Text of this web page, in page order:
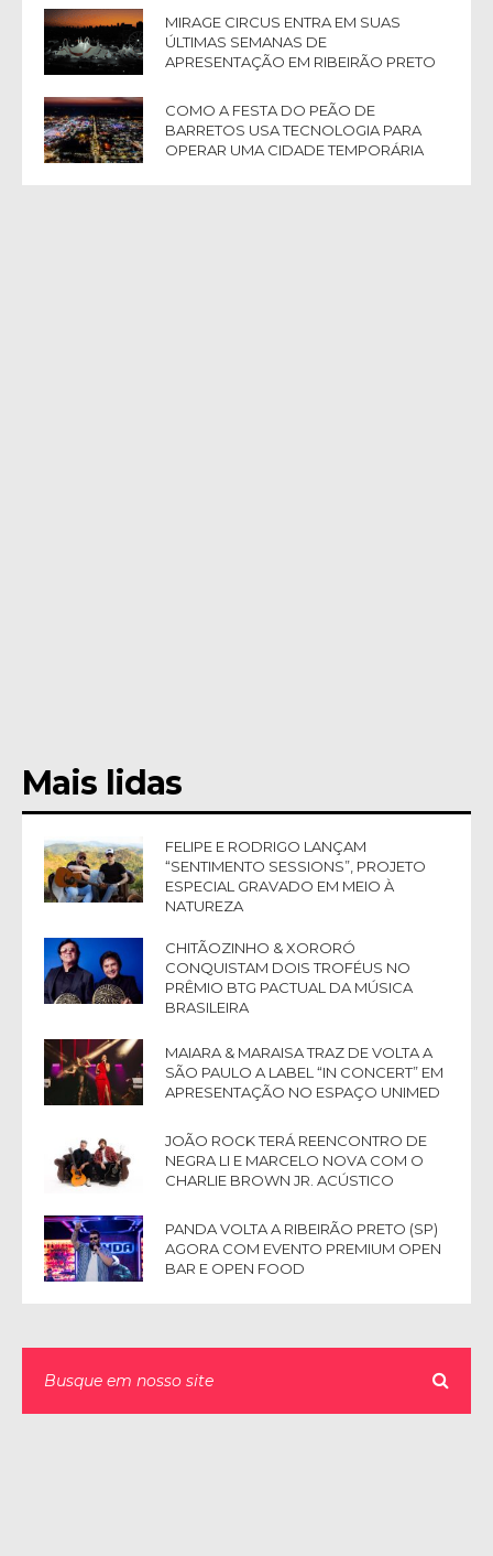
MIRAGE CIRCUS ENTRA EM SUAS
ÚLTIMAS SEMANAS DE
APRESENTAÇÃO EM RIBEIRÃO PRETO
COMO A FESTA DO PEÃO DE
BARRETOS USA TECNOLOGIA PARA
OPERAR UMA CIDADE TEMPORÁRIA
Mais lidas
FELIPE E RODRIGO LANÇAM
“SENTIMENTO SESSIONS”, PROJETO
ESPECIAL GRAVADO EM MEIO À
NATUREZA
CHITÃOZINHO & XORORÓ
CONQUISTAM DOIS TROFÉUS NO
PRÊMIO BTG PACTUAL DA MÚSICA
BRASILEIRA
MAIARA & MARAISA TRAZ DE VOLTA A
SÃO PAULO A LABEL “IN CONCERT” EM
APRESENTAÇÃO NO ESPAÇO UNIMED
JOÃO ROCK TERÁ REENCONTRO DE
NEGRA LI E MARCELO NOVA COM O
CHARLIE BROWN JR. ACÚSTICO
PANDA VOLTA A RIBEIRÃO PRETO (SP)
AGORA COM EVENTO PREMIUM OPEN
BAR E OPEN FOOD